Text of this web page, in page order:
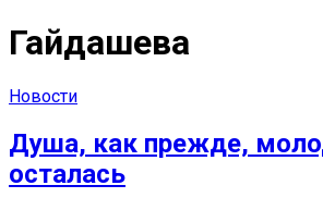
Гайдашева
Новости
Душа, как прежде,
осталась